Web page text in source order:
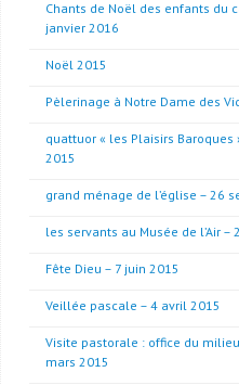
Chants de Noël des enfants du
janvier 2016
Noël 2015
Pèlerinage à Notre Dame des
quattuor « les Plaisirs Baroques
2015
grand ménage de l’église – 26
les servants au Musée de l’Air –
Fête Dieu – 7 juin 2015
Veillée pascale – 4 avril 2015
Visite pastorale : office du
mars 2015